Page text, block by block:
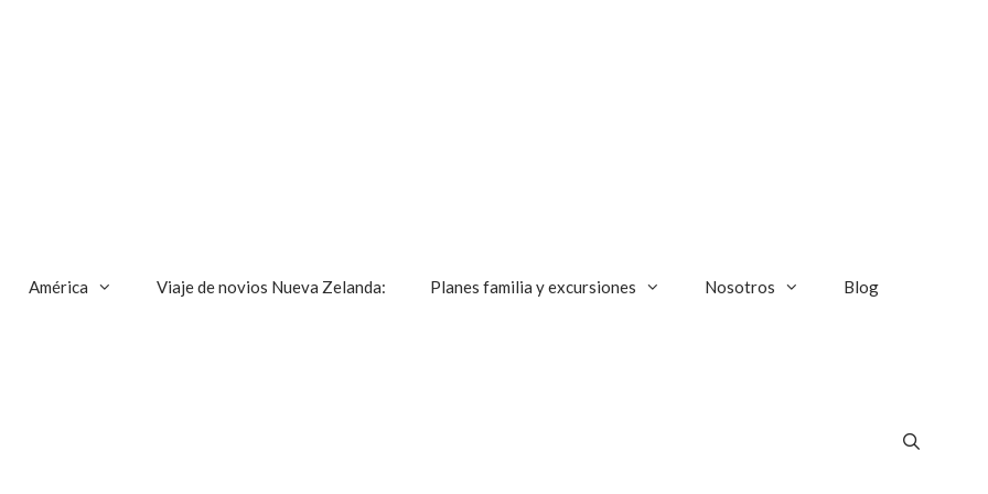
América Viaje de novios Nueva Zelanda: Planes familia y excursiones Nosotros Blog